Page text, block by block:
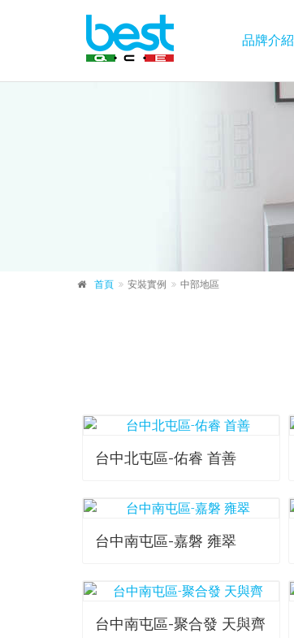
品牌介紹
首頁 安裝實例 中部地區
台中北屯區-佑睿 首善
台中南屯區-嘉磐 雍翠
台中南屯區-聚合發 天與齊